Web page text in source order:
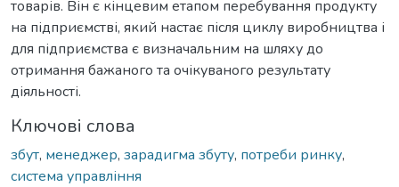
товарів. Він є кінцевим етапом перебування продукту
на підприємстві, який настає після циклу виробництва і
для підприємства є визначальним на шляху до
отримання бажаного та очікуваного результату
діяльності.
Ключові слова
збут, менеджер, зарадигма збуту, потреби ринку,
система управління